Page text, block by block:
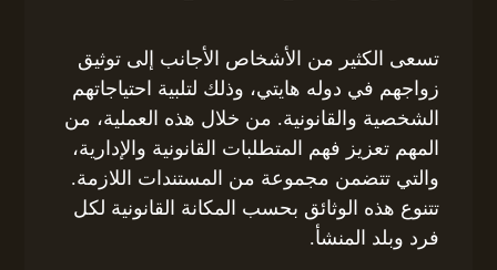
تسعى الكثير من الأشخاص الأجانب إلى توثيق
زواجهم في دوله هايتي، وذلك لتلبية احتياجاتهم
الشخصية والقانونية. من خلال هذه العملية، من
المهم تعزيز فهم المتطلبات القانونية والإدارية،
والتي تتضمن مجموعة من المستندات اللازمة.
تتنوع هذه الوثائق بحسب المكانة القانونية لكل
فرد وبلد المنشأ.